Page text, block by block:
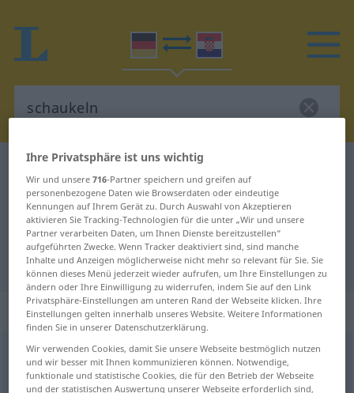
Deutsch-Kroatisch Wörterbuch
Deutsch-Kroatisch Übersetzung für
"schaukeln"
"schaukeln" Kroatisch Übersetzung
„schaukeln“
schaukeln
Übersicht aller Übersetzungen
Ihre Privatsphäre ist uns wichtig
Wir und unsere716-Partner speichern und greifen auf
personenbezogene Daten wie Browserdaten oder eindeutige
Kennungen auf Ihrem Gerät zu. Durch Auswahl von Akzeptieren
aktivieren Sie Tracking-Technologien für die unter „Wir und unsere
Partner verarbeiten Daten, um Ihnen Dienste bereitzustellen“
aufgeführten Zwecke. Wenn Tracker deaktiviert sind, sind manche
Inhalte und Anzeigen möglicherweise nicht mehr so relevant für Sie. Sie
können dieses Menü jederzeit wieder aufrufen, um Ihre Einstellungen zu
ändern oder Ihre Einwilligung zu widerrufen, indem Sie auf den Link
Privatsphäre-Einstellungen am unteren Rand der Webseite klicken. Ihre
Einstellungen gelten innerhalb unseres Website. Weitere Informationen
finden Sie in unserer Datenschutzerklärung.
Wir verwenden Cookies, damit Sie unsere Webseite bestmöglich nutzen
und wir besser mit Ihnen kommunizieren können. Notwendige,
funktionale und statistische Cookies, die für den Betrieb der Webseite
und der statistischen Auswertung unserer Webseite erforderlich sind,